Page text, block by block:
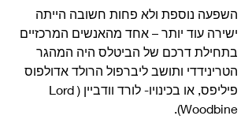
השפעה נוספת ולא פחות חשובה הייתה
ישירה עוד יותר – אחד מהאנשים המרכזיים
בתחילת דרכם של הביטלס היה המהגר
הטרינידדי ותושב ליברפול הרולד אדולפוס
פיליפס, או בכינויו- לורד וודביין (Lord
Woodbine).